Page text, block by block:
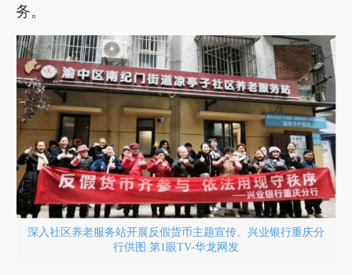
务。
深入社区养老服务站开展反假货币主题宣传。兴业银行重庆分
行供图 第1眼TV-华龙网发